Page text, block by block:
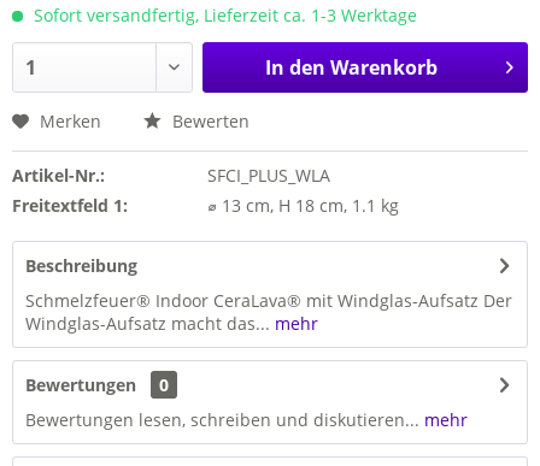
Sofort versandfertig, Lieferzeit ca. 1-3 Werktage
In den Warenkorb
Merken Bewerten
Artikel-Nr.:
SFCI_PLUS_WLA
Freitextfeld 1:
⌀ 13 cm, H 18 cm, 1.1 kg
Beschreibung
Schmelzfeuer® Indoor CeraLava® mit Windglas-Aufsatz Der
Windglas-Aufsatz macht das... mehr
Bewertungen
0
Bewertungen lesen, schreiben und diskutieren... mehr